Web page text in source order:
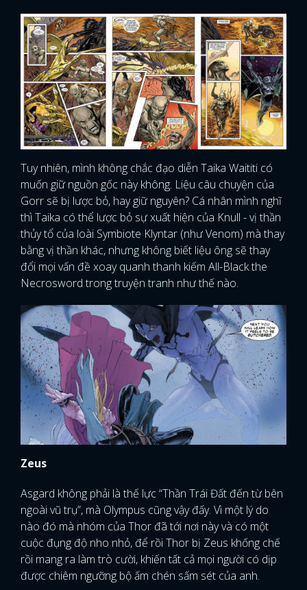
Tuy nhiên, mình không chắc đạo diễn Taika Waititi có
muốn giữ nguồn gốc này không. Liệu câu chuyện của
Gorr sẽ bị lược bỏ, hay giữ nguyên? Cá nhân mình nghĩ
thì Taika có thể lược bỏ sự xuất hiện của Knull - vị thần
thủy tổ của loài Symbiote Klyntar (như Venom) mà thay
bằng vị thần khác, nhưng không biết liệu ông sẽ thay
đổi mọi vấn đề xoay quanh thanh kiếm All-Black the
Necrosword trong truyện tranh như thế nào.
Zeus
Asgard không phải là thế lực “Thần Trái Đất đến từ bên
ngoài vũ trụ”, mà Olympus cũng vậy đấy. Vì một lý do
nào đó mà nhóm của Thor đã tới nơi này và có một
cuộc đụng độ nho nhỏ, để rồi Thor bị Zeus khống chế
rồi mang ra làm trò cười, khiến tất cả mọi người có dịp
được chiêm ngưỡng bộ ấm chén sấm sét của anh.